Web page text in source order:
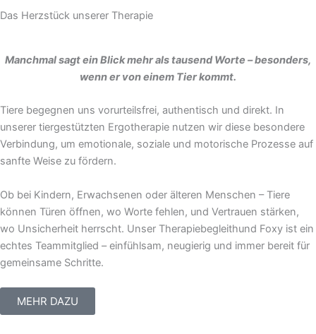
Das Herzstück unserer Therapie
Manchmal sagt ein Blick mehr als tausend Worte – besonders,
wenn er von einem Tier kommt.
Tiere begegnen uns vorurteilsfrei, authentisch und direkt. In
unserer tiergestützten Ergotherapie nutzen wir diese besondere
Verbindung, um emotionale, soziale und motorische Prozesse auf
sanfte Weise zu fördern.
Ob bei Kindern, Erwachsenen oder älteren Menschen – Tiere
können Türen öffnen, wo Worte fehlen, und Vertrauen stärken,
wo Unsicherheit herrscht. Unser Therapiebegleithund Foxy ist ein
echtes Teammitglied – einfühlsam, neugierig und immer bereit für
gemeinsame Schritte.
MEHR DAZU